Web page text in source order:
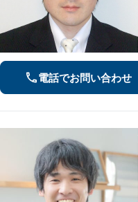
電話でお問い合わせ